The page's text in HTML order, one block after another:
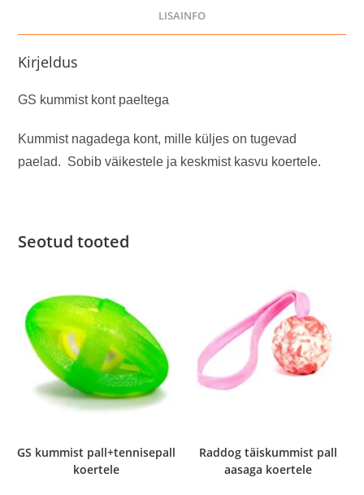
LISAINFO
Kirjeldus
GS kummist kont paeltega
Kummist nagadega kont, mille küljes on tugevad
paelad. Sobib väikestele ja keskmist kasvu koertele.
Seotud tooted
GS kummist pall+tennisepall
koertele
Raddog täiskummist pall
aasaga koertele